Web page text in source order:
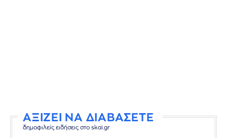
ΑΞΙΖΕΙ ΝΑ ΔΙΑΒΑΣΕΤΕ
δημοφιλείς ειδήσεις στο skai.gr